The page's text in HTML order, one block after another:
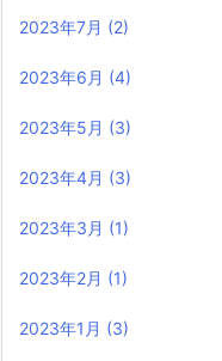
2023年7月 (2)
2023年6月 (4)
2023年5月 (3)
2023年4月 (3)
2023年3月 (1)
2023年2月 (1)
2023年1月 (3)